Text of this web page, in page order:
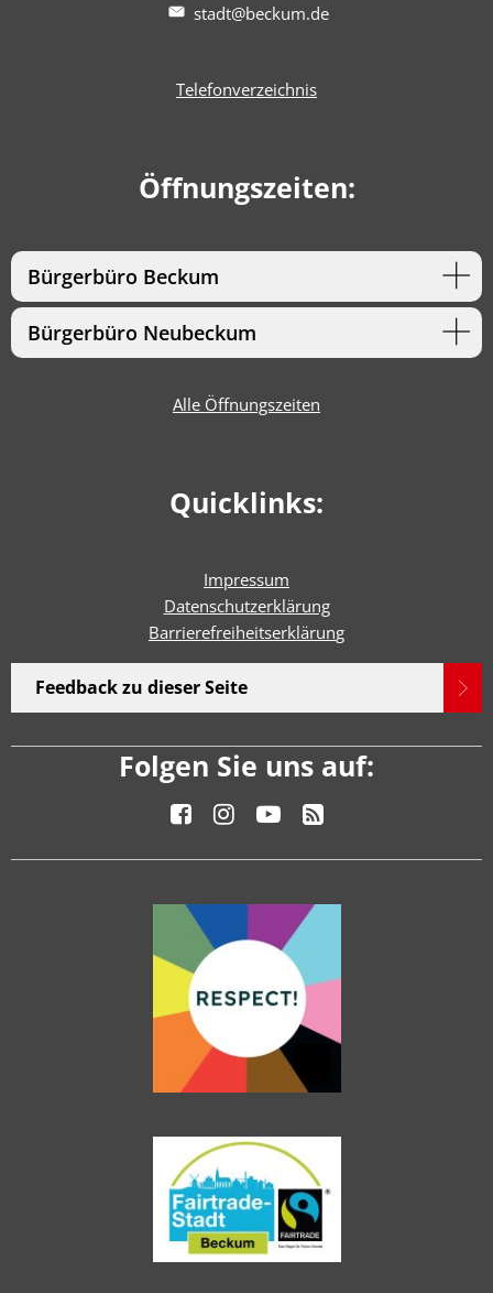
stadt@beckum.de
Telefonverzeichnis
Öffnungszeiten:
Bürgerbüro Beckum
Bürgerbüro Neubeckum
Alle Öffnungszeiten
Quicklinks:
Impressum
Datenschutzerklärung
Barrierefreiheitserklärung
Feedback zu dieser Seite
Folgen Sie uns auf: